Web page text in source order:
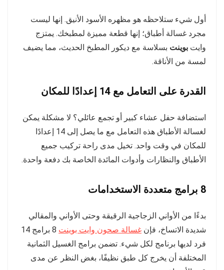
أول شيء ستلاحظه هو مظهره الأسود الأنيق. إنها ليست
مجرد غسالة أطباق؛ إنها قطعة مميزة لمطبخك. يمتزج
وايت بوينت بسلاسة مع ديكور المطبخ الحديث، مما يضيف
لمسة من الأناقة.
القدرة على التعامل مع 14 إعدادًا للمكان
استضافة حفل عشاء كبير أو تجمع عائلي؟ لا مشكلة يمكن
لغسالة الأطباق هذه التعامل مع ما يصل إلى 14 إعدادًا
للمكان في وقت واحد. تخيل مدى راحة تركيب جميع
الأطباق والنظارات وأدوات المائدة الخاصة بك دفعة واحدة.
8 برامج متعددة الاستخدامات
بدءًا من الأواني الزجاجية الرقيقة وحتى الأواني والمقالي
شديدة الاتساخ، فإن غسالة صحون وايت بوينت
8 برامج 14
فرد لديها برنامج لكل شيء. تضمن برامج الغسيل الثمانية
المختلفة أن يخرج كل طبق نظيفًا، بغض النظر عن مدى